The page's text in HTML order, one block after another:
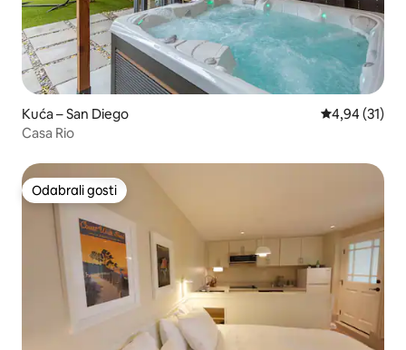
Kuća – San Diego Prosječna
4,94 (31)
Casa Rio
Odabrali gosti
Odabrali gosti